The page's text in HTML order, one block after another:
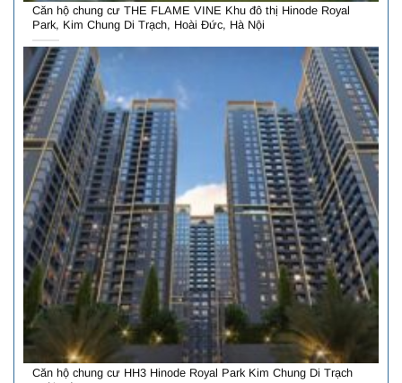
Căn hộ chung cư THE FLAME VINE Khu đô thị Hinode Royal
Park, Kim Chung Di Trạch, Hoài Đức, Hà Nội
Căn hộ chung cư HH3 Hinode Royal Park Kim Chung Di Trạch